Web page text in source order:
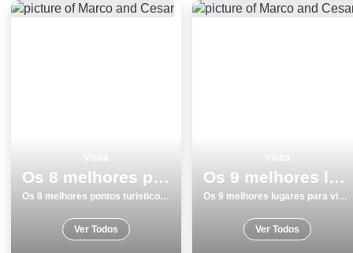
Os 8 melhores pontos turisticos para visitar em Almada
Os 8 melhores pontos turisticos para visitar em Almada
Ver Todos
Os 9 melhores lugares para visitar em Ericeira
Os 9 melhores lugares para visitar em Ericeira
Ver Todos